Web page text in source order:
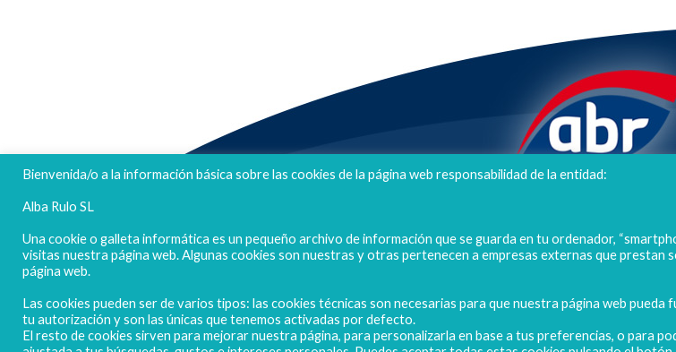
(ALBACETE) Spain
Tel. + 34 967 218 812 -
Bienvenida/o a la información básica sobre las cookies de la página web responsabilidad de la entidad:
Alba Rulo SL
Una cookie o galleta informática es un pequeño archivo de información que se guarda en tu ordenador,
visitas nuestra página web. Algunas cookies son nuestras y otras pertenecen a empresas externas que prestan
página web.
Las cookies pueden ser de varios tipos: las cookies técnicas son necesarias para que nuestra página web pueda
tu autorización y son las únicas que tenemos activadas por defecto.
El resto de cookies sirven para mejorar nuestra página, para personalizarla en base a tus preferencias, o para